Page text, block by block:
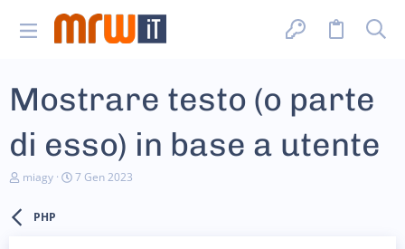
Mostrare testo (o parte
di esso) in base a utente
C
miagy
D
7 Gen 2023
PHP